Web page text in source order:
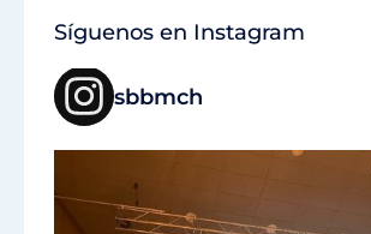
Síguenos en Instagram
sbbmch